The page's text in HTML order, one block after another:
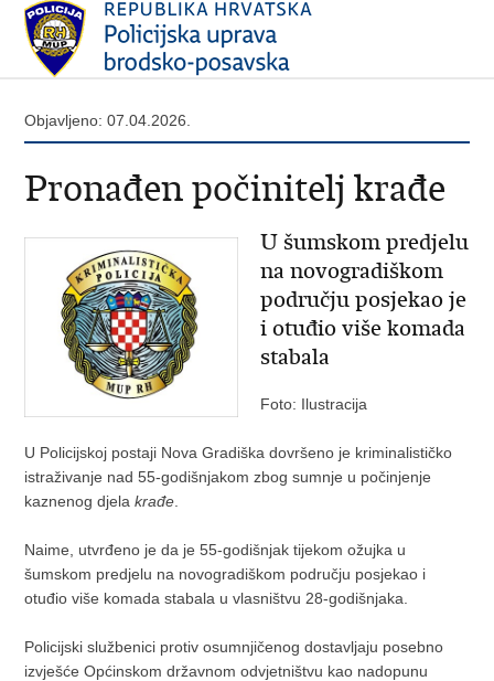
Objavljeno: 07.04.2026.
Pronađen počinitelj krađe
U šumskom predjelu
na novogradiškom
području posjekao je
i otuđio više komada
stabala
Foto: Ilustracija
U Policijskoj postaji Nova Gradiška dovršeno je kriminalističko
istraživanje nad 55-godišnjakom zbog sumnje u počinjenje
kaznenog djelakrađe
Naime, utvrđeno je da je 55-godišnjak tijekom ožujka u
šumskom predjelu na novogradiškom području posjekao i
otuđio više komada stabala u vlasništvu 28-godišnjaka.
Policijski službenici protiv osumnjičenog dostavljaju posebno
izvješće Općinskom državnom odvjetništvu kao nadopunu